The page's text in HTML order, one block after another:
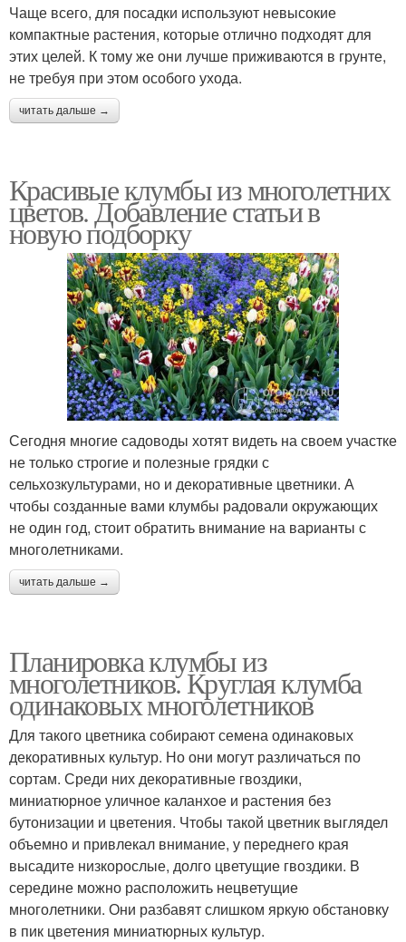
Чаще всего, для посадки используют невысокие
компактные растения, которые отлично подходят для
этих целей. К тому же они лучше приживаются в грунте,
не требуя при этом особого ухода.
читать дальше →
Красивые клумбы из многолетних
цветов. Добавление статьи в
новую подборку
Сегодня многие садоводы хотят видеть на своем участке
не только строгие и полезные грядки с
сельхозкультурами, но и декоративные цветники. А
чтобы созданные вами клумбы радовали окружающих
не один год, стоит обратить внимание на варианты с
многолетниками.
читать дальше →
Планировка клумбы из
многолетников. Круглая клумба
одинаковых многолетников
Для такого цветника собирают семена одинаковых
декоративных культур. Но они могут различаться по
сортам. Среди них декоративные гвоздики,
миниатюрное уличное каланхое и растения без
бутонизации и цветения. Чтобы такой цветник выглядел
объемно и привлекал внимание, у переднего края
высадите низкорослые, долго цветущие гвоздики. В
середине можно расположить нецветущие
многолетники. Они разбавят слишком яркую обстановку
в пик цветения миниатюрных культур.